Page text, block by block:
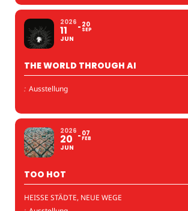
2026
11
JUN
20
SEP
THE WORLD THROUGH AI
: Ausstellung
2026
20
JUN
07
FEB
TOO HOT
HEISSE STÄDTE, NEUE WEGE